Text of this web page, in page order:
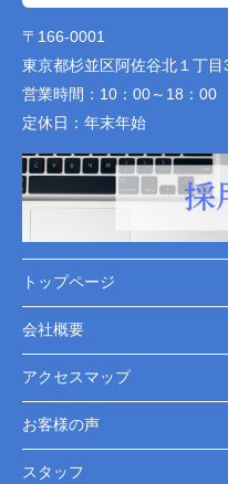
〒166-0001
東京都杉並区阿佐谷北１丁目
営業時間： 10：00～18：00
定休日： 年末年始
トップページ
会社概要
アクセスマップ
お客様の声
スタッフ